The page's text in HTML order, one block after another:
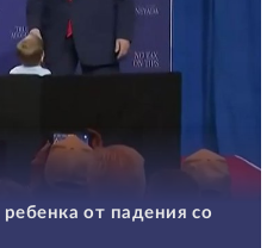
от падения со